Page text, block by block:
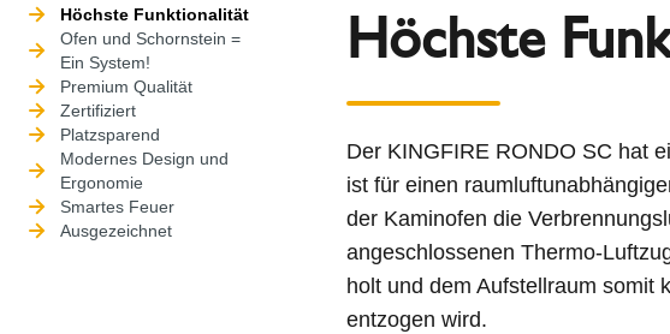
Höchste Funktionalität
Ofen und Schornstein =
Ein System!
Premium Qualität
Zertifiziert
Platzsparend
Modernes Design und
Ergonomie
Smartes Feuer
Ausgezeichnet
Höchste
Der KINGFIRE RONDO SC hat
ist für einen
der Kaminofen die
angeschlossenen Thermo-
holt und dem Aufstellraum somit
entzogen wird.